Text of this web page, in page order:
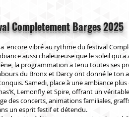
Completement Barges 2025
a encore vibré au rythme du festival
aussi chaleureuse que le soleil qui
la programmation a tenu toutes ses
du Bronx et Darcy ont donné le ton
Samedi, place à une ambiance
Lemonfly et Spire, offrant un
des concerts, animations familiales,
un esprit festif et détendu.